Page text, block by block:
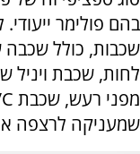
שכבות, כולל שכבה
לחות, שכבת ויניל
שמעניקה לרצפה